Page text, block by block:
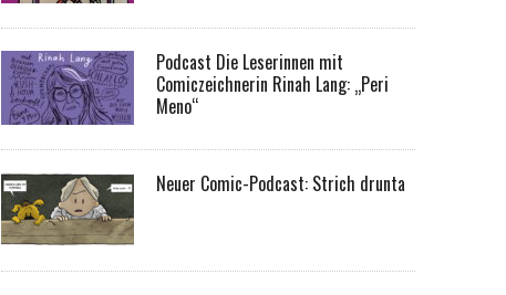
Podcast Die Leserinnen mit
Comiczeichnerin Rinah Lang: „Peri
Meno“
Neuer Comic-Podcast: Strich drunta